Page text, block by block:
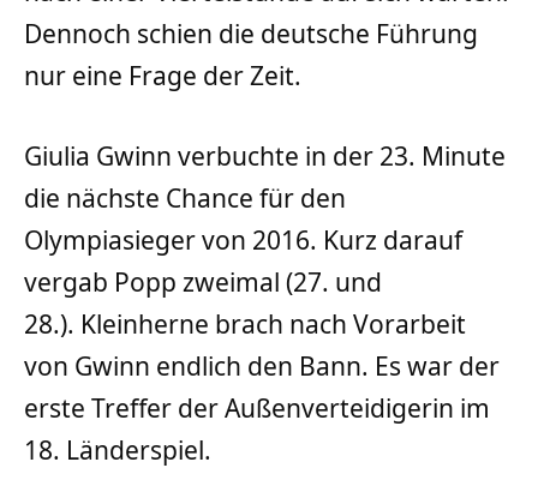
Dennoch schien die deutsche Führung
nur eine Frage der Zeit.
Giulia Gwinn verbuchte in der 23. Minute
die nächste Chance für den
Olympiasieger von 2016. Kurz darauf
vergab Popp zweimal (27. und
28.). Kleinherne brach nach Vorarbeit
von Gwinn endlich den Bann. Es war der
erste Treffer der Außenverteidigerin im
18. Länderspiel.